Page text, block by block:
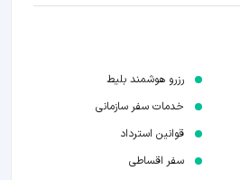
رزرو هوشمند بلیط
خدمات سفر سازمانی
قوانین استرداد
سفر اقساطی